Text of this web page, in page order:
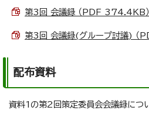
第3回 会議録 （PDF 374.4KB）
第3回 会議録(グループ討議) （
配布資料
資料1の第2回策定委員会会議録につ